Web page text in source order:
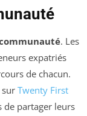
. Les
expatriés
de chacun.
sur Twenty First
de partager leurs